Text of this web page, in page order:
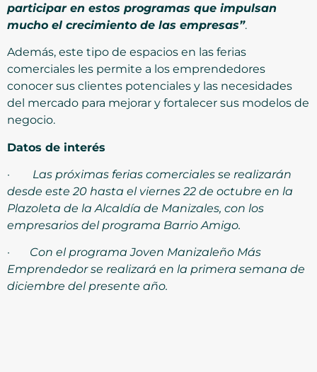
participar en estos programas que impulsan
mucho el crecimiento de las empresas”.
Además, este tipo de espacios en las ferias
comerciales les permite a los emprendedores
conocer sus clientes potenciales y las necesidades
del mercado para mejorar y fortalecer sus modelos de
negocio.
Datos de interés
· Las próximas ferias comerciales se realizarán
desde este 20 hasta el viernes 22 de octubre en la
Plazoleta de la Alcaldía de Manizales, con los
empresarios del programa Barrio Amigo.
· Con el programa Joven Manizaleño Más
Emprendedor se realizará en la primera semana de
diciembre del presente año.